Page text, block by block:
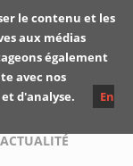
de
ACTUALITÉ
le contenu et les
aux médias
également
avec nos
d'analyse.
En